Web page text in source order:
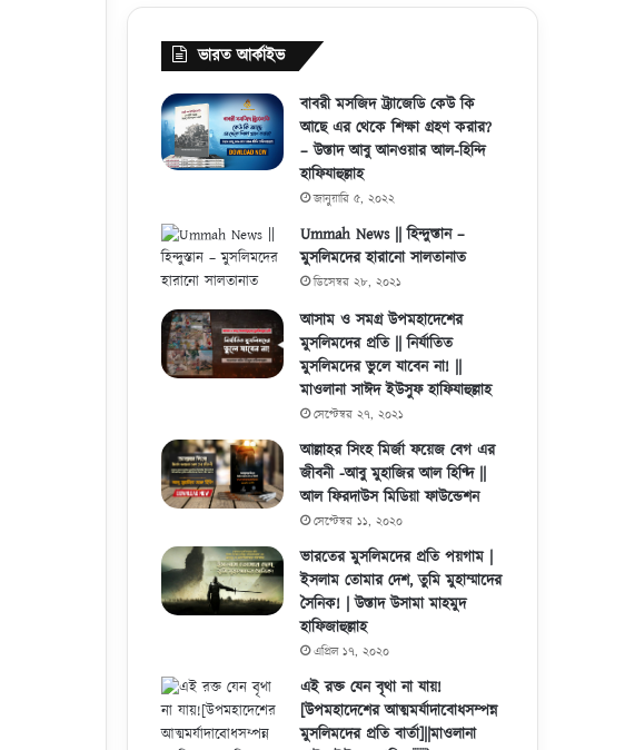
ভারত আর্কাইভ
বাবরী মসজিদ ট্র্যাজেডি কেউ কি
আছে এর থেকে শিক্ষা গ্রহণ করার?
– উস্তাদ আবু আনওয়ার আল-হিন্দি
হাফিযাহুল্লাহ
জানুয়ারি ৫, ২০২২
Ummah News || হিন্দুস্তান –
মুসলিমদের হারানো সালতানাত
ডিসেম্বর ২৮, ২০২১
আসাম ও সমগ্র উপমহাদেশের
মুসলিমদের প্রতি || নির্যাতিত
মুসলিমদের ভুলে যাবেন না! ||
মাওলানা সাঈদ ইউসুফ হাফিযাহুল্লাহ
সেপ্টেম্বর ২৭, ২০২১
আল্লাহর সিংহ মির্জা ফয়েজ বেগ এর
জীবনী -আবু মুহাজির আল হিণ্দি ||
আল ফিরদাউস মিডিয়া ফাউন্ডেশন
সেপ্টেম্বর ১১, ২০২০
ভারতের মুসলিমদের প্রতি পয়গাম |
ইসলাম তোমার দেশ, তুমি মুহাম্মাদের
সৈনিক! | উস্তাদ উসামা মাহমুদ
হাফিজাহুল্লাহ
এপ্রিল ১৭, ২০২০
এই রক্ত যেন বৃথা না যায়!
[উপমহাদেশের আত্মমর্যাদাবোধসম্পন্ন
মুসলিমদের প্রতি বার্তা]||মাওলানা